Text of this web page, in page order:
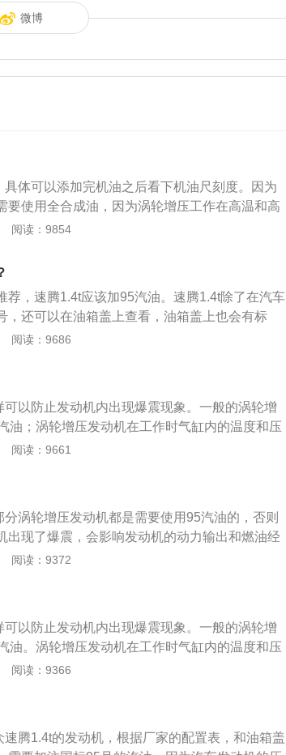
微博
体可以添加完机油之后看下机油尺刻度。因为
要使用全合成油，因为涡轮增压工作在高温和高
加机油后，起动车辆并关闭发动机3分钟。由
发动机3分钟，使机油流入油底壳。这样，发
在坡道上检查机油量，因为车辆倾斜且油底壳中
准值。
阅读：9854
荐，速腾1.4t应该加95汽油。速腾1.4t除了在汽车
，还可以在油箱盖上查看，油箱盖上也会有标
比决定加的油号，发动机压缩比在8.6-9.9之间
单看压缩比而决定用什么标号的汽油，压缩比高
阿特金森循环技术等。一般来说，汽油标号越
92号汽油富含92％的异辛烷，8％的正庚烷；而9
的正庚烷。速腾1.4t偶尔加错汽油标号，只需要
会有损伤，但辛烷值的提高会改变燃油的燃点
是发动机的做功能力和热效率均会降低，实际反
号的车辆使用低标号汽油会造成发动机爆震。因
上升的冲程会出现阻力。这一阻力会导致发动
机的工况已经非常严重，震动影响的不仅是行
缸的异常磨损，严重还会拉缸。
阅读：9686
以防止发动机内出现爆震现象。一般的涡轮增
油；涡轮增压发动机在工作时气缸内的温度和压
容易出现爆震现象。以下是关于速腾的部分介
外观：驱动方式为前轮驱动，前脸六棱线俯冲
阅读：9661
涡轮增压发动机都是需要使用95汽油的，否则
出现了爆震，会影响发动机的动力输出和燃油经
。速腾是大众旗下的一款a级轿车，新款速腾
大众的ea211系列，最大功率为110千瓦，最大
动机拥有116马力和175牛米的最大扭矩，最大
，最大扭矩转速为每分钟1500到4500转。
阅读：9372
以防止发动机内出现爆震现象。一般的涡轮增
油。涡轮增压发动机在工作时气缸内的温度和压
油很容易出现爆震现象。速腾是一汽大众推出
式前机盖与格栅立面契合，全新LED大灯与前
阅读：9366
腾1.4t的发动机，根据厂家的配置表，和油箱盖